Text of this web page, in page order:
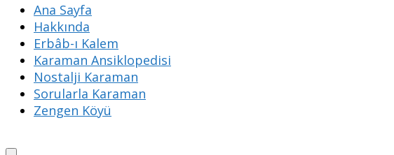
Ana Sayfa
Hakkında
Erbâb-ı Kalem
Karaman Ansiklopedisi
Nostalji Karaman
Sorularla Karaman
Zengen Köyü